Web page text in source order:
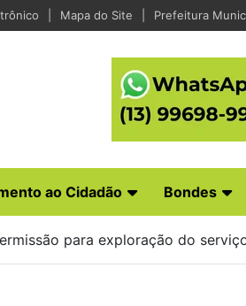
Mapa do Site Prefeitura
ao Cidadão Bondes
para exploração do